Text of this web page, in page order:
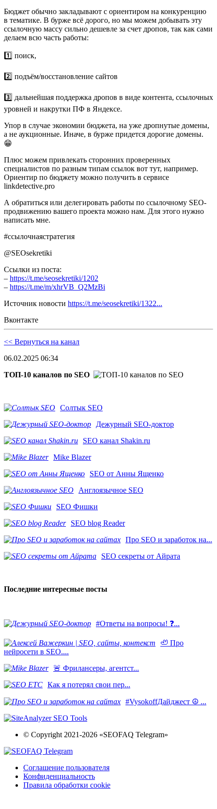
Бюджет обычно закладывают с ориентиром на конкуренцию
в тематике. В бурже всё дорого, но мы можем добывать эту
ссылочную массу сильно дешевле за счет дропов, так как сами
делаем всю часть работы:
1️⃣ поиск,
2️⃣ подъём/восстановление сайтов
3️⃣ дальнейшая поддержка дропов в виде контента, ссылочных
уровней и накрутки ПФ в Яндексе.
Упор в случае экономии бюджета, на уже дропнутые домены,
а не аукционные. Иначе, в бурже придется дорогие домены.
😁
Плюс можем привлекать сторонних проверенных
специалистов по разным типам ссылок вот тут, например.
Ориентир по бюджету можно получить в сервисе
linkdetective.pro
А обратиться или делегировать работы по ссылочному SEO-
продвижению вашего проекта можно нам. Для этого нужно
написать мне.
#ссылочнаястратегия
@SEOsekretiki
Ссылки из поста:
– https://t.me/seosekretiki/1202
– https://t.me/m/xhrVB_Q2MzBi
Источник новости https://t.me/seosekretiki/1322...
Вконтакте
<< Вернуться на канал
06.02.2025 06:34
ТОП-10 каналов по SEO
Солтык SEO
Дежурный SEO-доктор
SEO канал Shakin.ru
Mike Blazer
SEO от Анны Ященко
Англоязычное SEO
SEO Фишки
SEO blog Reader
Про SEO и заработок на...
SEO секреты от Айрата
Последние интересные посты
#Ответы на вопросы! ❓...
🦥 Про
нейросети в SEO....
​🚨 Фрилансеры, агентст...
Как я потерял свои пер...
#VysokoffДайджест ☮️ ...
© Copyright 2021-2026 «SEOFAQ Telegram»
Соглашение пользователя
Конфиденциальность
Правила обработки cookie